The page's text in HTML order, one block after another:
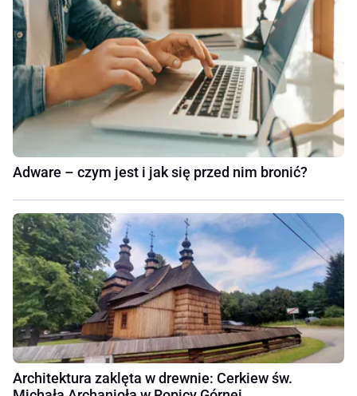
Adware – czym jest i jak się przed nim bronić?
Architektura zaklęta w drewnie: Cerkiew św.